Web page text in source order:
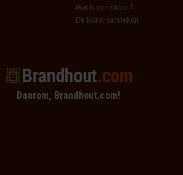
Wat is een stère ?
De haard aansteken
Daarom, Brandhout.com!